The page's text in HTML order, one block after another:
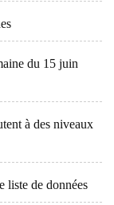
du 15 juin
à des niveaux
liste de données